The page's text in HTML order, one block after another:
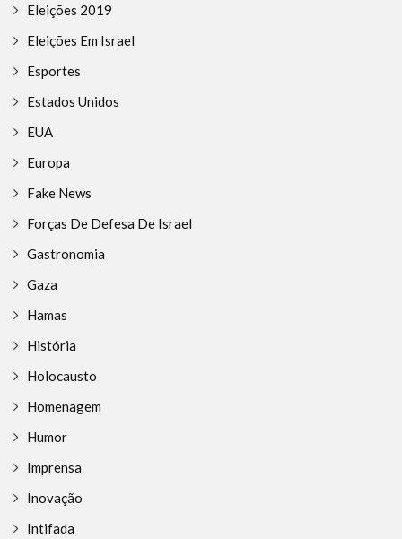
Eleições 2019
Eleições Em Israel
Esportes
Estados Unidos
EUA
Europa
Fake News
Forças De Defesa De Israel
Gastronomia
Gaza
Hamas
História
Holocausto
Homenagem
Humor
Imprensa
Inovação
Intifada